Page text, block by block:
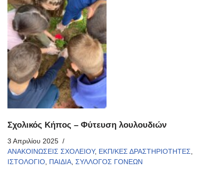
Σχολικός Κήπος – Φύτευση λουλουδιών
3 Απριλίου 2025
ΑΝΑΚΟΙΝΩΣΕΙΣ ΣΧΟΛΕΙΟΥ, ΕΚΠ/ΚΕΣ ΔΡΑΣΤΗΡΙΟΤΗΤΕΣ
ΙΣΤΟΛΟΓΙΟ ΠΑΙΔΙΑ ΣΥΛΛΟΓΟΣ ΓΟΝΕΩΝ